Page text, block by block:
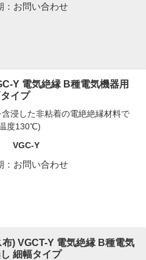
：お問い合わせ
Y 電気絶縁 B種電気機器用
イプ
浸した非粘着の電絶絶縁材料で
度130℃)
VGC-Y
：お問い合わせ
) VGCT-Y 電気絶縁 B種電気
細幅タイプ